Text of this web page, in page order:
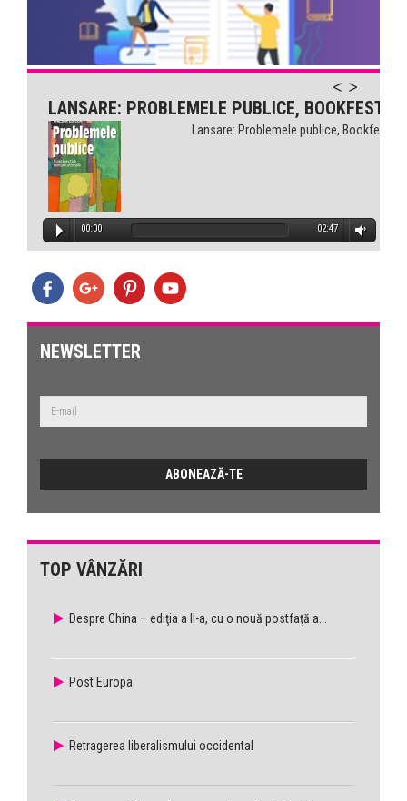
pentru sănătate...
LANSARE: PROBLEMELE PUBLICE, BOOKFEST
Lansare: Problemele publice, Bookfest
00:00 02:47
NEWSLETTER
TOP VÂNZĂRI
Despre China – ediţia a II-a, cu o nouă postfaţă a...
Post Europa
Retragerea liberalismului occidental